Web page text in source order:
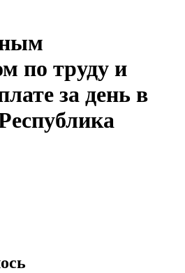
по труду и
за день в